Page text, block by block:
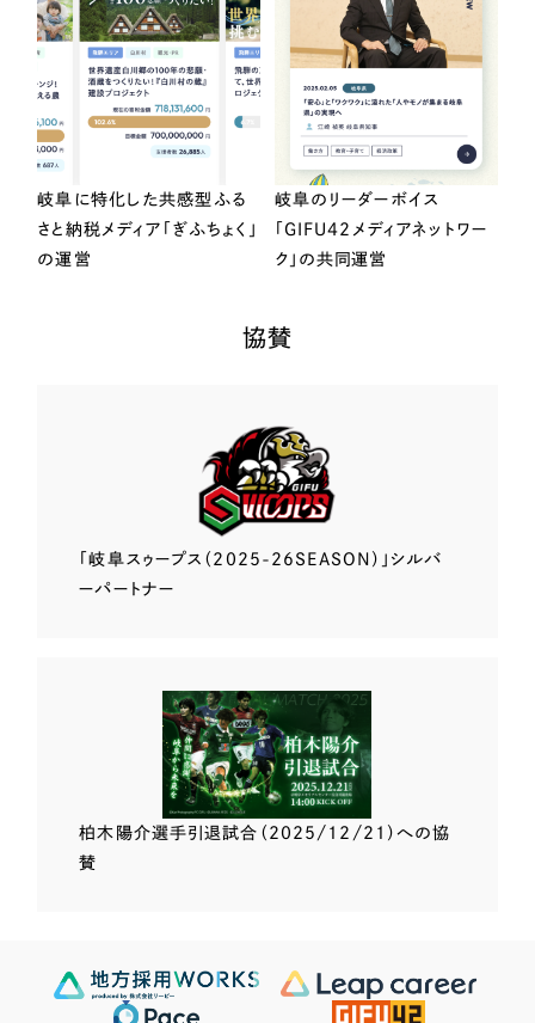
岐阜に特化した共感型ふる
さと納税メディア「ぎふちょく」
の運営
岐阜のリーダーボイス
「GIFU42メディアネットワー
ク」の共同運営
協賛
「岐阜スゥープス （2025-26SEASON）」 シルバ
ーパートナー
柏木陽介選手引退試合（2025/12/21）への協
賛